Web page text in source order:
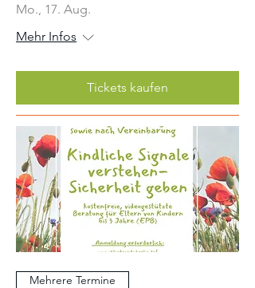
Mo., 17. Aug.
Mehr Infos
Tickets kaufen
Mehrere Termine